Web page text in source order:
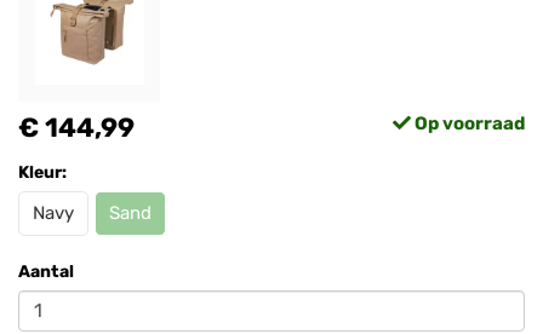
€ 144,99 Op voorraad
Kleur:
Navy Sand
Aantal